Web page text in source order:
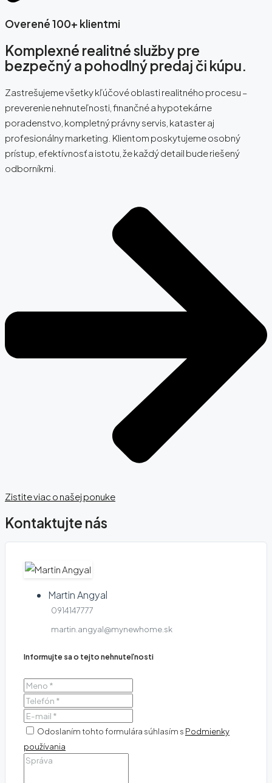
Overené 100+ klientmi
Komplexné realitné služby pre
bezpečný a pohodlný predaj či kúpu.
Zastrešujeme všetky kľúčové oblasti realitného procesu –
preverenie nehnuteľnosti, finančné a hypotekárne
poradenstvo, kompletný právny servis, kataster aj
profesionálny marketing. Klientom poskytujeme osobný
prístup, efektívnosť a istotu, že každý detail bude riešený
odborníkmi.
Zistite viac o našej ponuke
Kontaktujte nás
Martin Angyal
0914147777
martin.angyal@mynewhome.sk
Informujte sa o tejto nehnuteľnosti
Odoslaním tohto formulára súhlasím s Podmienky
používania